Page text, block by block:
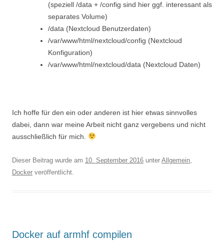
(speziell /data + /config sind hier ggf. interessant als
separates Volume)
/data (Nextcloud Benutzerdaten)
/var/www/html/nextcloud/config (Nextcloud
Konfiguration)
/var/www/html/nextcloud/data (Nextcloud Daten)
Ich hoffe für den ein oder anderen ist hier etwas sinnvolles
dabei, dann war meine Arbeit nicht ganz vergebens und nicht
ausschließlich für mich.
Dieser Beitrag wurde am 10. September 2016 unter Allgemein,
Docker veröffentlicht.
Docker auf armhf compilen